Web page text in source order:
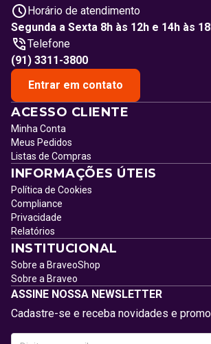
Horário de atendimento
Segunda a Sexta 8h às 12h e 14h às
Telefone
(91) 3311-3800
Entrar em contato
ACESSO CLIENTE
Minha Conta
Meus Pedidos
Listas de Compras
INFORMAÇÕES ÚTEIS
Política de Cookies
Compliance
Privacidade
Relatórios
INSTITUCIONAL
Sobre a BraveoShop
Sobre a Braveo
ASSINE NOSSA NEWSLETTER
Cadastre-se e receba novidades e